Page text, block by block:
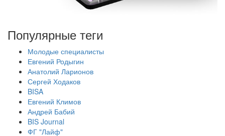
Популярные теги
Молодые специалисты
Евгений Родыгин
Анатолий Ларионов
Сергей Ходаков
BISA
Евгений Климов
Андрей Бабий
BIS Journal
ФГ "Лайф"